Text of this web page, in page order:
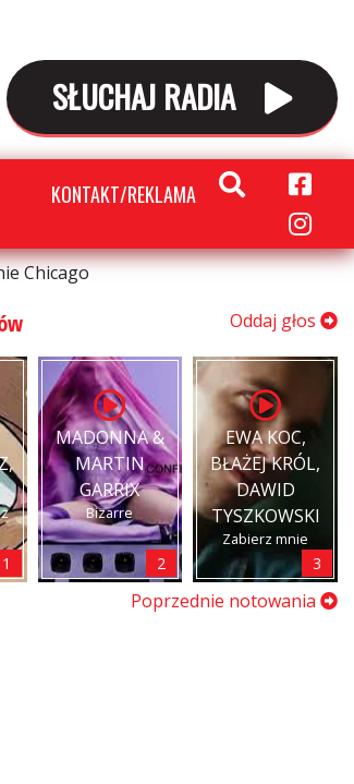
SŁUCHAJ RADIA
KONTAKT/REKLAMA
Chicago
Oddaj głos
1
MADONNA &
MARTIN
GARRIX
Bizarre
2
EWA KOC,
BŁAŻEJ KRÓL,
DAWID
TYSZKOWSKI
Zabierz mnie
3
Poprzednie notowania